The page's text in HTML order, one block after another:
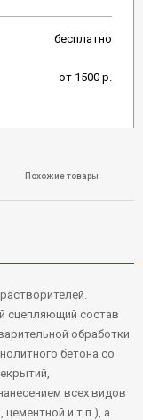
бесплатно
от 1500 р.
Похожие товары
сцепляющий состав
обработки
бетона со
всех видов
цементной и т.п.), а